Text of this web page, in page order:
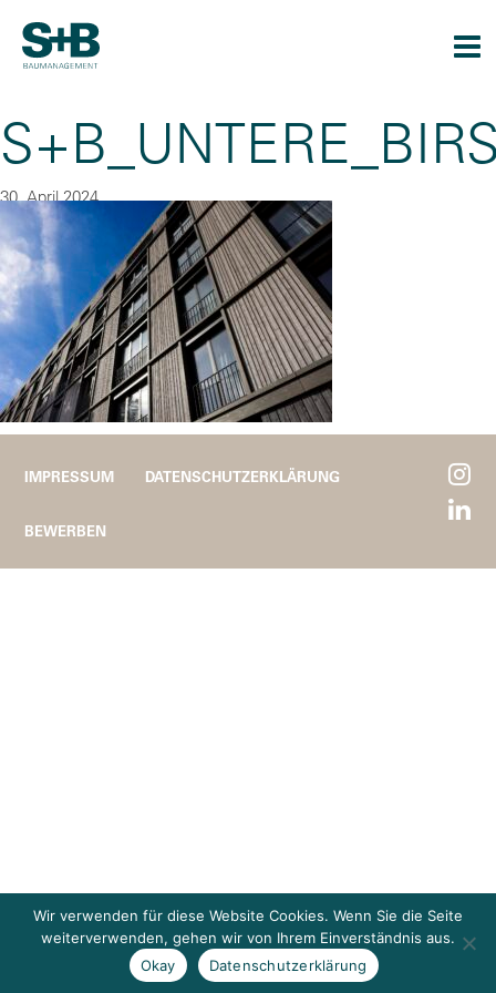
30. April 2024
CU
IMPRESSUM DATENSCHUTZERKLÄRUNG
BEWERBEN
Wir verwenden für diese Website Cookies. Wenn Sie die Seite
weiterverwenden, gehen wir von Ihrem Einverständnis aus.
Okay
Datenschutzerklärung